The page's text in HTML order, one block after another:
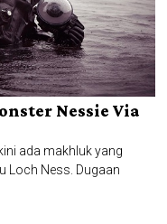
Nessie Via
ada makhluk yang
Loch Ness. Dugaan